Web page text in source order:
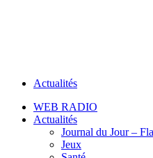
Actualités
WEB RADIO
Actualités
Journal du Jour –
Jeux